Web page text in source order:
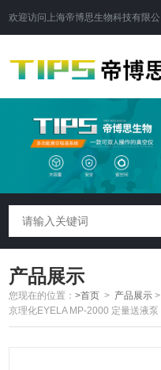
欢迎访问 上海帝博思生物科技有限公司
产品展示
您现在的位置：>首页 > 产品展示 >
京理化EYELA MP-2000 定量送液泵